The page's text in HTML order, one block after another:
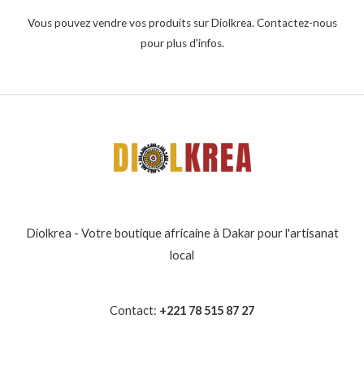
Vous pouvez vendre vos produits sur Diolkrea. Contactez-nous
pour plus d'infos.
Diolkrea - Votre boutique africaine à Dakar pour l'artisanat
local
Contact: +221 78 515 87 27